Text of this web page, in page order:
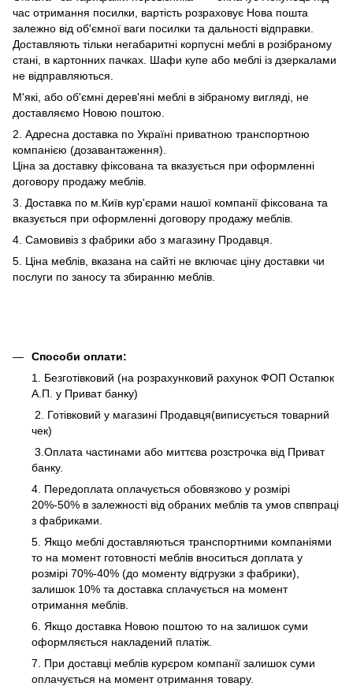
час отримання посилки, вартість розраховує Нова пошта
залежно від об'ємної ваги посилки та дальності відправки.
Доставляють тільки негабаритні корпусні меблі в розібраному
стані, в картонних пачках. Шафи купе або меблі із дзеркалами
не відправляються.
М'які, або об'ємні дерев'яні меблі в зібраному вигляді, не
доставляємо Новою поштою.
2. Адресна доставка по Україні приватною транспортною
компанією (дозавантаження).
Ціна за доставку фіксована та вказується при оформленні
договору продажу меблів.
3. Доставка по м.Київ кур'єрами нашої компанії фіксована та
вказується при оформленні договору продажу меблів.
4. Самовивіз з фабрики або з магазину Продавця.
5. Ціна меблів, вказана на сайті не включає ціну доставки чи
послуги по заносу та збиранню меблів.
Способи оплати:
1. Безготівковий (на розрахунковий рахунок ФОП Остапюк
А.П. у Приват банку)
2. Готівковий у магазині Продавця(виписується товарний
чек)
3.Оплата частинами або миттєва розстрочка від Приват
банку.
4. Передоплата оплачується обовязково у розмірі
20%-50% в залежності від обраних меблів та умов спвпраці
з фабриками.
5. Якщо меблі доставляються транспортними компаніями
то на момент готовності меблів вноситься доплата у
розмірі 70%-40% (до моменту відгрузки з фабрики),
залишок 10% та доставка сплачується на момент
отримання меблів.
6. Якщо доставка Новою поштою то на залишок суми
оформляється накладений платіж.
7. При доставці меблів курєром компанії залишок суми
оплачується на момент отримання товару.